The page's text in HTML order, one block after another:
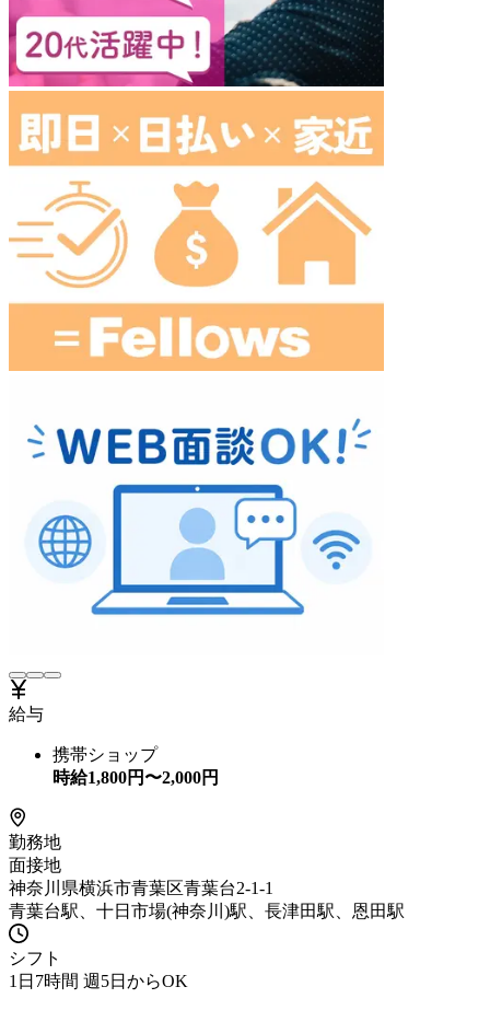
給与
携帯ショップ
時給1,800円〜2,000円
勤務地
面接地
神奈川県横浜市青葉区青葉台2-1-1
青葉台駅、十日市場(神奈川)駅、長津田駅、恩田駅
シフト
1日7時間 週5日からOK